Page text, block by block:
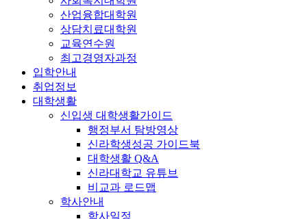
산업융합대학원
상담치료대학원
교육연수원
최고경영자과정
입학안내
취업정보
대학생활
신입생 대학생활가이드
행정부서 탐방영상
신라학생성공 가이드북
대학생활 Q&A
신라대학교 유튜브
비교과 로드맵
학사안내
학사일정